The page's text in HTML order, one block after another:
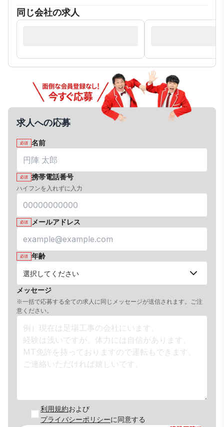
同じ会社の求人
求人への応募
必須 名前
必須 携帯電話番号
ハイフンを入れずに入力
必須 メールアドレス
必須 年齢
メッセージ
※一括で応募する全ての求人に同じメッセージが送信されます。ご注
意ください。
利用規約および
プライバシーポリシーに同意する